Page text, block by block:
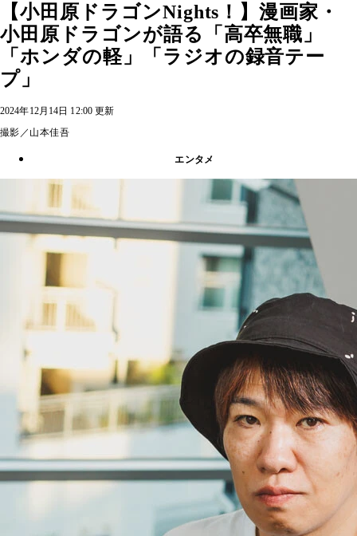
【小田原ドラゴンNights！】漫画家・
小田原ドラゴンが語る「高卒無職」
「ホンダの軽」「ラジオの録音テー
プ」
2024年12月14日 12:00 更新
撮影／山本佳吾
エンタメ